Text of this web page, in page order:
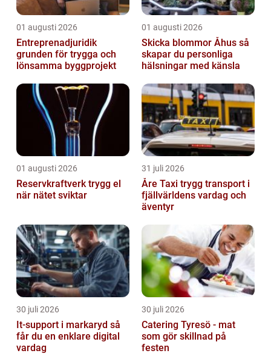
01 augusti 2026
Entreprenadjuridik
grunden för trygga och
lönsamma byggprojekt
01 augusti 2026
Skicka blommor Åhus så
skapar du personliga
hälsningar med känsla
01 augusti 2026
Reservkraftverk trygg el
när nätet sviktar
31 juli 2026
Åre Taxi trygg transport i
fjällvärldens vardag och
äventyr
30 juli 2026
It-support i markaryd så
får du en enklare digital
vardag
30 juli 2026
Catering Tyresö - mat
som gör skillnad på
festen